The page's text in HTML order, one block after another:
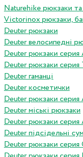
Naturehike рюкзаки
Victorinox рюкзаки,
Deuter рюкзаки
Deuter велосипедні
Deuter рюкзаки
Deuter рюкзаки серия
Deuter гаманці
Deuter косметички
Deuter рюкзаки
Deuter міські рюкзаки
Deuter рюкзаки
Deuter підсідельні
Deuter рюкзаки